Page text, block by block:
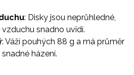
: Disky jsou neprůhledné,
snadno uvidí.
: Váží pouhých 88 g a má průměr
házení.